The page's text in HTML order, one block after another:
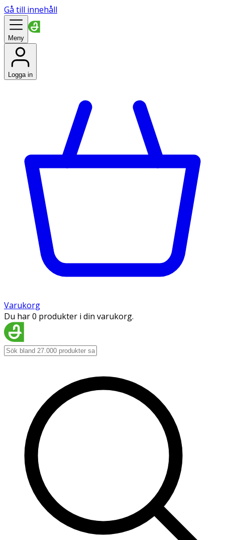
Gå till innehåll
Meny
Logga in
Varukorg
Du har 0 produkter i din varukorg.